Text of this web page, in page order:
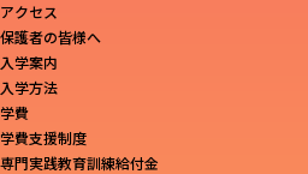
アクセス
保護者の皆様へ
入学案内
入学方法
学費
学費支援制度
専門実践教育訓練給付金